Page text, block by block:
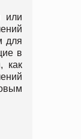
или
для
в
как